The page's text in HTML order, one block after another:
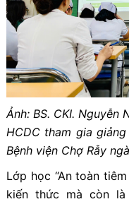
Ảnh: BS. CKI.
HCDC tham gia
Bệnh viện Chợ Rẫy
Lớp học “An toàn
kiến thức mà còn